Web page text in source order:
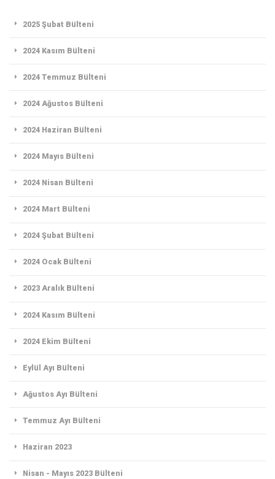
2025 Şubat Bülteni
2024 Kasım Bülteni
2024 Temmuz Bülteni
2024 Ağustos Bülteni
2024 Haziran Bülteni
2024 Mayıs Bülteni
2024 Nisan Bülteni
2024 Mart Bülteni
2024 Şubat Bülteni
2024 Ocak Bülteni
2023 Aralık Bülteni
2024 Kasım Bülteni
2024 Ekim Bülteni
Eylül Ayı Bülteni
Ağustos Ayı Bülteni
Temmuz Ayı Bülteni
Haziran 2023
Nisan - Mayıs 2023 Bülteni